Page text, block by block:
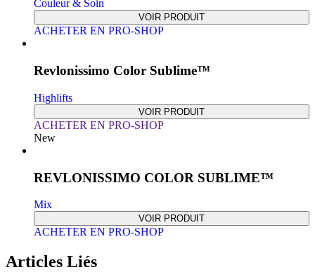
Couleur & Soin
VOIR PRODUIT
ACHETER EN PRO-SHOP
Revlonissimo Color Sublime™
Highlifts
VOIR PRODUIT
ACHETER EN PRO-SHOP
New
REVLONISSIMO COLOR SUBLIME™
Mix
VOIR PRODUIT
ACHETER EN PRO-SHOP
Articles Liés